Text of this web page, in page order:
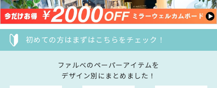
初めての方はまずはこちらをチェック！
ファルべのペーパーアイテムを
デザイン別にまとめました！